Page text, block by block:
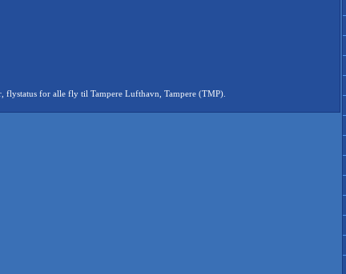
for alle fly til Tampere Lufthavn, Tampere (TMP).